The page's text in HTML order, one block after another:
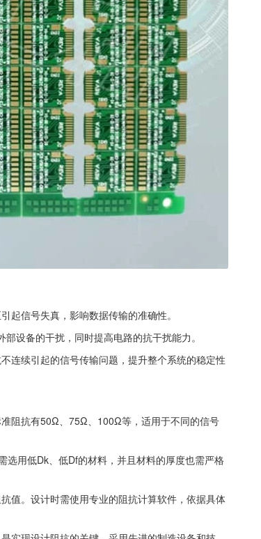
起信号失真，影响数据传输的准确性。
设备的干扰，同时提高电路的抗干扰能力。
连续引起的信号传输问题，提升整个系统的稳定性
准阻抗有50Ω、75Ω、100Ω等，适用于不同的信号
选用低Dk、低Df的材料，并且材料的厚度也需严格
值。设计时需使用专业的阻抗计算软件，依据具体